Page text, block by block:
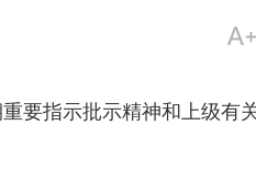

指示批示精神和上级有